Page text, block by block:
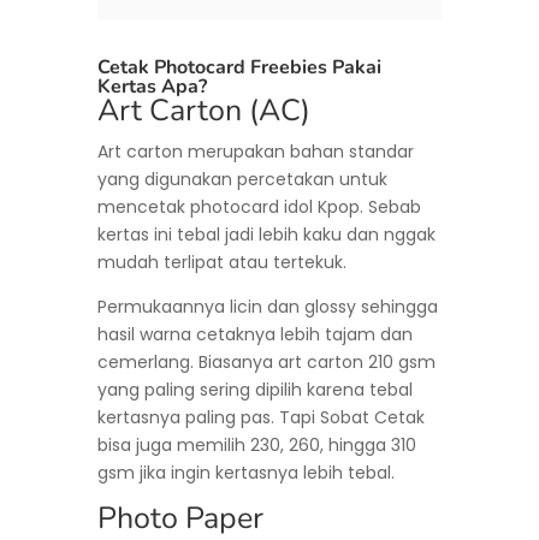
Cetak Photocard Freebies Pakai
Kertas Apa?
Art Carton (AC)
Art carton merupakan bahan standar
yang digunakan percetakan untuk
mencetak photocard idol Kpop. Sebab
kertas ini tebal jadi lebih kaku dan nggak
mudah terlipat atau tertekuk.
Permukaannya licin dan glossy sehingga
hasil warna cetaknya lebih tajam dan
cemerlang. Biasanya art carton 210 gsm
yang paling sering dipilih karena tebal
kertasnya paling pas. Tapi Sobat Cetak
bisa juga memilih 230, 260, hingga 310
gsm jika ingin kertasnya lebih tebal.
Photo Paper